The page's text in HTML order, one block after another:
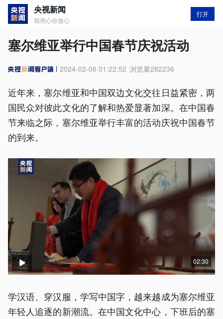
央视新闻
我用心你放心
打开
塞尔维亚举行中国春节庆祝活动
2024-02-06 01:22:52 浏览量282236
近年来，塞尔维亚和中国双边文化交往日益紧密，两
国民众对彼此文化的了解和热爱显著加深。在中国春
节来临之际，塞尔维亚举行丰富的活动庆祝中国春节
的到来。
02:30
学汉语、穿汉服，学写中国字，越来越成为塞尔维亚
年轻人追逐的新潮流。在中国文化中心，下班后的塞